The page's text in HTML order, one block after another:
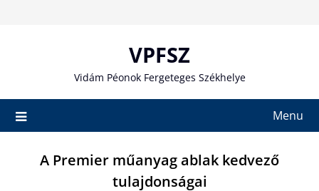
VPFSZ
Vidám Péonok Fergeteges Székhelye
Menu
A Premier műanyag ablak kedvező
tulajdonságai